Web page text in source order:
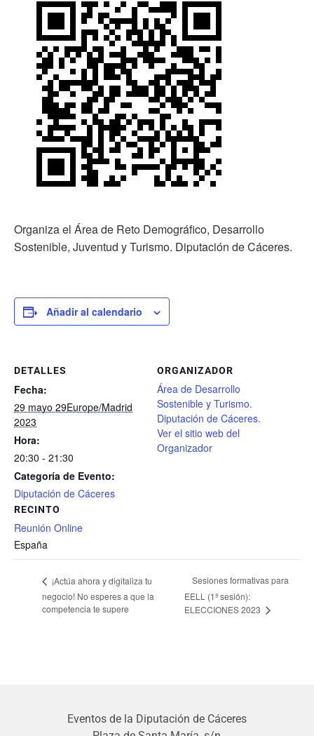
Organiza el Área de Reto Demográfico, Desarrollo
Sostenible, Juventud y Turismo. Diputación de Cáceres.
Añadir al calendario
DETALLES
Fecha:
29 mayo 29Europe/Madrid
2023
Hora:
20:30 - 21:30
Categoría de Evento:
Diputación de Cáceres
RECINTO
Reunión Online
España
ORGANIZADOR
Área de Desarrollo
Sostenible y Turismo.
Diputación de Cáceres.
Ver el sitio web del
Organizador
¡Actúa ahora y digitaliza tu
negocio! No esperes a que la
competencia te supere
Sesiones formativas para
EELL (1ª sesión):
ELECCIONES 2023
Eventos de la Diputación de Cáceres